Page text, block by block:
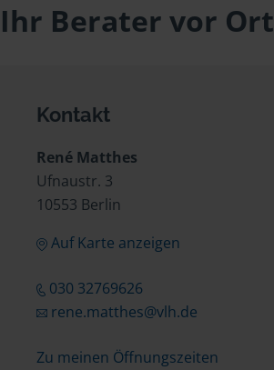
Ihr Berater vor Ort
Kontakt
René Matthes
Ufnaustr. 3
10553 Berlin
Auf Karte anzeigen
030 32769626
rene.matthes@vlh.de
Zu meinen Öffnungszeiten